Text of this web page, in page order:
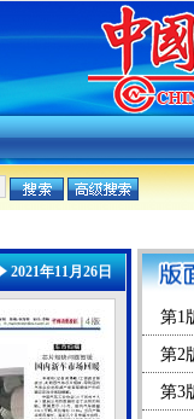
2021年11月26日
第1
第2
第3